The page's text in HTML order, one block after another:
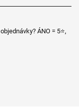
ÁNO = 5⭐,